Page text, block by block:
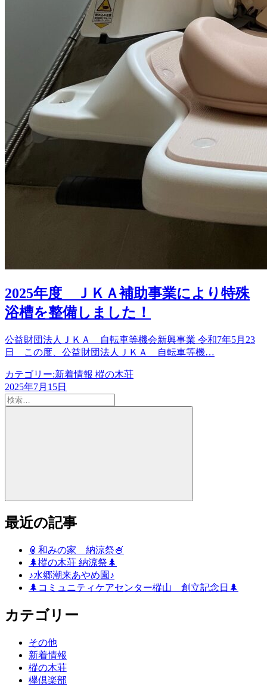
2025年度 ＪＫＡ補助事業により特殊
浴槽を整備しました！
公益財団法人ＪＫＡ 自転車等機会新興事業 令和7年5月23
日 この度、公益財団法人ＪＫＡ 自転車等機…
カテゴリー:新着情報 樅の木荘
2025年7月15日
検
索:
最近の記事
🏮和みの家 納涼祭🍧
🌲樅の木荘 納涼祭🌲
♪水郷潮来あやめ園♪
🌲コミュニティケアセンター樅山 創立記念日🌲
カテゴリー
その他
新着情報
樅の木荘
欅倶楽部